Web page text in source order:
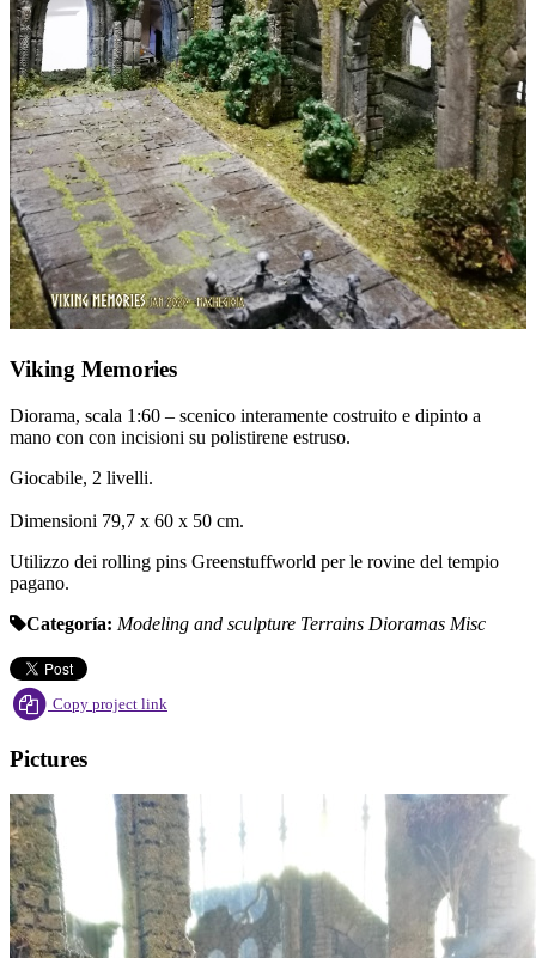
Viking Memories
Diorama, scala 1:60 – scenico interamente costruito e dipinto a
mano con con incisioni su polistirene estruso.
Giocabile, 2 livelli.
Dimensioni 79,7 x 60 x 50 cm.
Utilizzo dei rolling pins Greenstuffworld per le rovine del tempio
pagano.
Categoría: Modeling and sculpture Terrains Dioramas Misc
Copy project link
Pictures